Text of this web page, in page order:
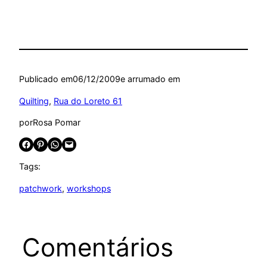
Publicado em06/12/2009e arrumado em
Quilting, Rua do Loreto 61
porRosa Pomar
Share on Facebook Share on Pinterest Share on WhatsApp Email this Page
Tags:
patchwork, workshops
Comentários